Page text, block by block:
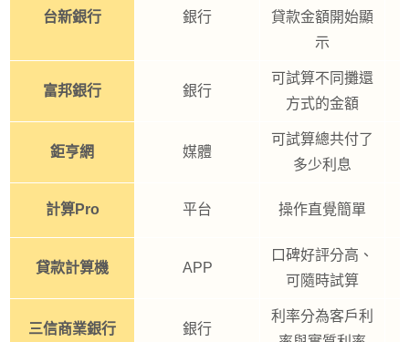
台新銀行 銀行
貸款金額開始顯
示
富邦銀行 銀行
可試算不同攤還
方式的金額
鉅亨網 媒體
可試算總共付了
多少利息
計算Pro 平台 操作直覺簡單
貸款計算機 APP
口碑好評分高、
可隨時試算
三信商業銀行 銀行
利率分為客戶利